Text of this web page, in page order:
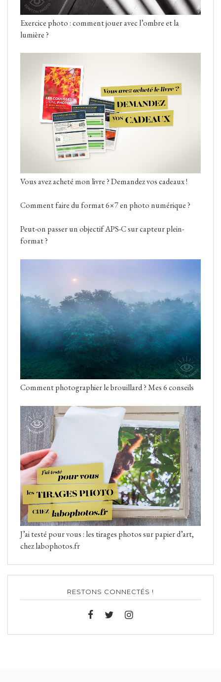
Exercice photo : comment jouer avec l’ombre et la
lumière ?
Vous avez acheté mon livre ? Demandez vos cadeaux !
Comment faire du format 6×7 en photo numérique ?
Peut-on passer un objectif APS-C sur capteur plein-
format ?
Comment photographier le brouillard ? Mes 6 conseils
J’ai testé pour vous : les tirages photos sur papier d’art,
chez labophotos.fr
RESTONS CONNECTÉS !